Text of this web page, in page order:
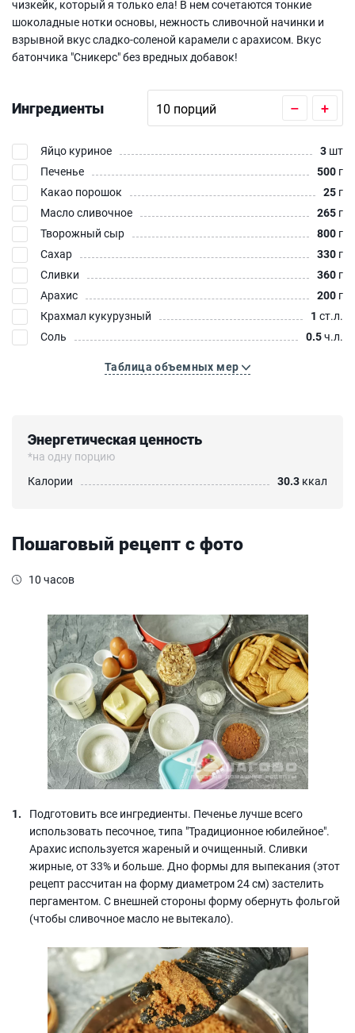
чизкейк, который я только ела! В нем сочетаются тонкие
шоколадные нотки основы, нежность сливочной начинки и
взрывной вкус сладко-соленой карамели с арахисом. Вкус
батончика "Сникерс" без вредных добавок!
Ингредиенты – +
Яйцо куриное 3 шт
Печенье
500 г
Какао порошок
25 г
Масло сливочное
265 г
Творожный сыр
800 г
Сахар
330 г
Сливки
360 г
Арахис
200 г
Крахмал кукурузный
1 ст.л.
Соль
0.5ч.л.
Таблица объемных мер
Энергетическая ценность
*на одну порцию
Калории
30.3 ккал
Пошаговый рецепт с фото
10 часов
Подготовить все ингредиенты. Печенье лучше всего
использовать песочное, типа "Традиционное юбилейное".
Арахис используется жареный и очищенный. Сливки
жирные, от 33% и больше. Дно формы для выпекания (этот
рецепт рассчитан на форму диаметром 24 см) застелить
пергаментом. С внешней стороны форму обернуть фольгой
(чтобы сливочное масло не вытекало).